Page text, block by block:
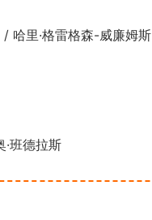
里·格雷格森-威廉姆斯
班德拉斯